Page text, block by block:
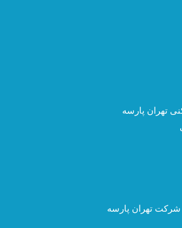
تهران پارسه
شرکت تهران پارسه